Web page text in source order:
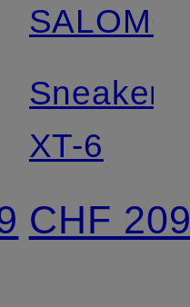
Sneaker
XT-6
CHF